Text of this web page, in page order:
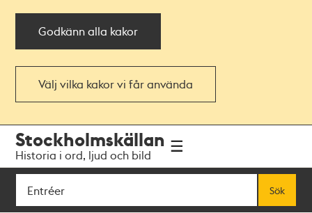
Godkänn alla kakor
Välj vilka kakor vi får använda
navigationen
huvudinnehållet
Stockholmskällan
Historia i ord, ljud och bild
Sök
Sök